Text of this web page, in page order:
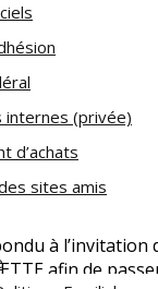
internes (privée)
d’achats
sites amis
de la
pour La Famille
du Cheminot
s’est
à Rombas
verdoyant et
à l’invitation
afin de